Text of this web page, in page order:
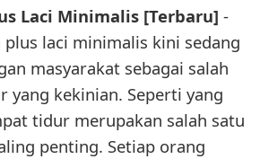
Laci Minimalis [Terbaru] -
laci minimalis kini sedang
masyarakat sebagai salah
yang kekinian. Seperti yang
tidur merupakan salah satu
penting. Setiap orang